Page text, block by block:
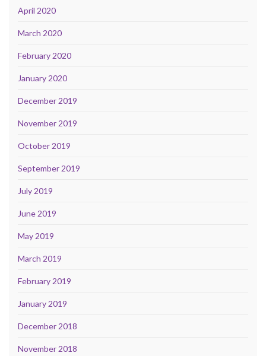
April 2020
March 2020
February 2020
January 2020
December 2019
November 2019
October 2019
September 2019
July 2019
June 2019
May 2019
March 2019
February 2019
January 2019
December 2018
November 2018